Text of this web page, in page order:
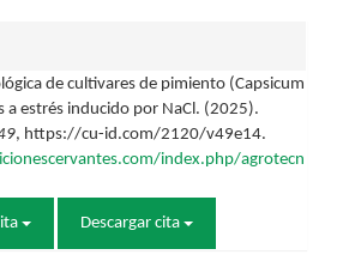
de cultivares de pimiento (Capsicum
a estrés inducido por NaCl. (2025).
, https://cu-id.com/2120/v49e14.
index.php/agrotecn
Descargar cita